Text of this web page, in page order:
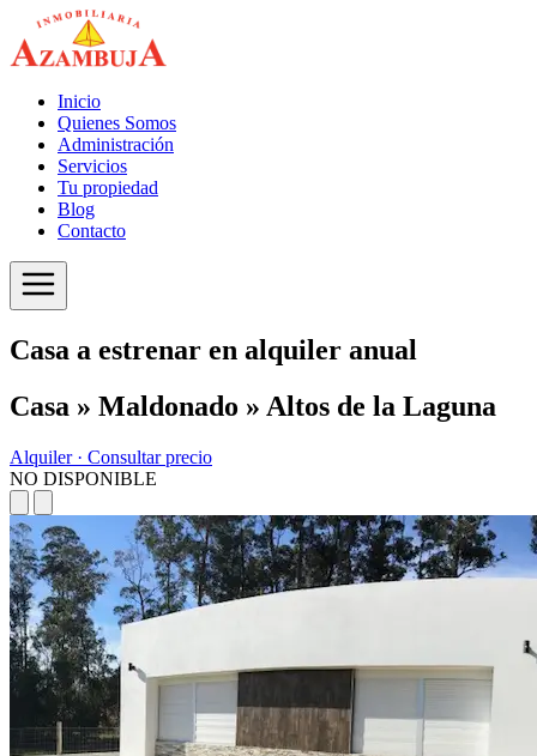
Inicio
Quienes Somos
Administración
Servicios
Tu propiedad
Blog
Contacto
Casa a estrenar en alquiler anual
Casa » Maldonado » Altos de la Laguna
Alquiler · Consultar precio
NO DISPONIBLE